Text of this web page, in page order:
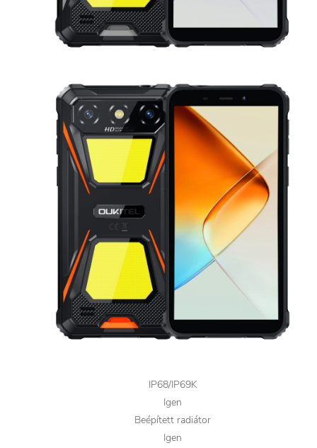
IP68/IP69K
Igen
Beépített radiátor
Igen